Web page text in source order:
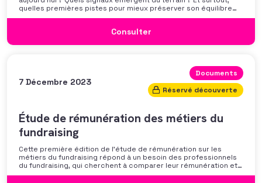
quelles premières pistes pour mieux préserver son équilibre
professionnel ? L’AFF vous propose un webinaire pour découvrir
discussion autour des mécanismes
Consulter
7 Décembre 2023
Documents
Réservé découverte
Étude de rémunération des métiers du
fundraising
Cette première édition de l’étude de rémunération sur les
métiers du fundraising répond à un besoin des professionnels
du fundraising, qui cherchent à comparer leur rémunération et à
se positionner. Elle répond également à une préoccupation